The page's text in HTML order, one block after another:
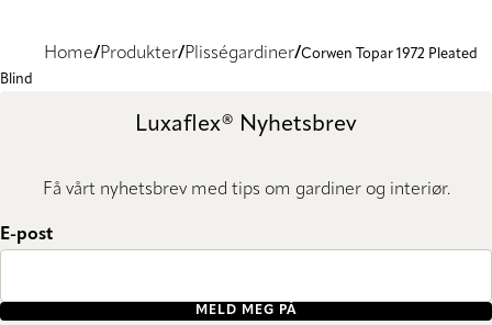
Home Produkter Plisségardiner Corwen Topar 1972 Pleated
Blind
Luxaflex® Nyhetsbrev
Få vårt nyhetsbrev med tips om gardiner og interiør.
E-post
MELD MEG PÅ